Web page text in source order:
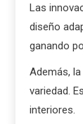
Las
diseño
ganando
Además,
variedad.
interiores.